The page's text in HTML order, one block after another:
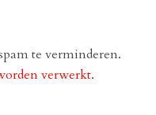
te verminderen.
verwerkt.